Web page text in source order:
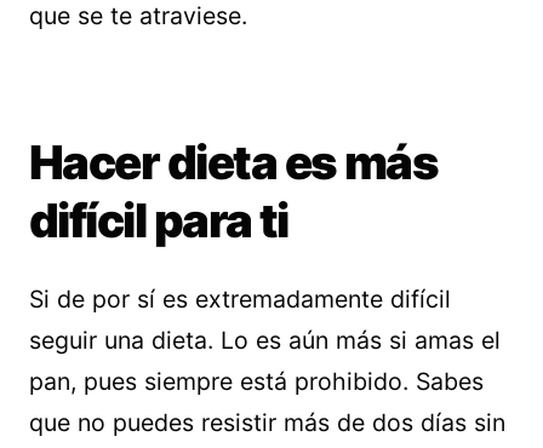
que se te atraviese.
Hacer dieta es más
difícil para ti
Si de por sí es extremadamente difícil
seguir una dieta. Lo es aún más si amas el
pan, pues siempre está prohibido. Sabes
que no puedes resistir más de dos días sin